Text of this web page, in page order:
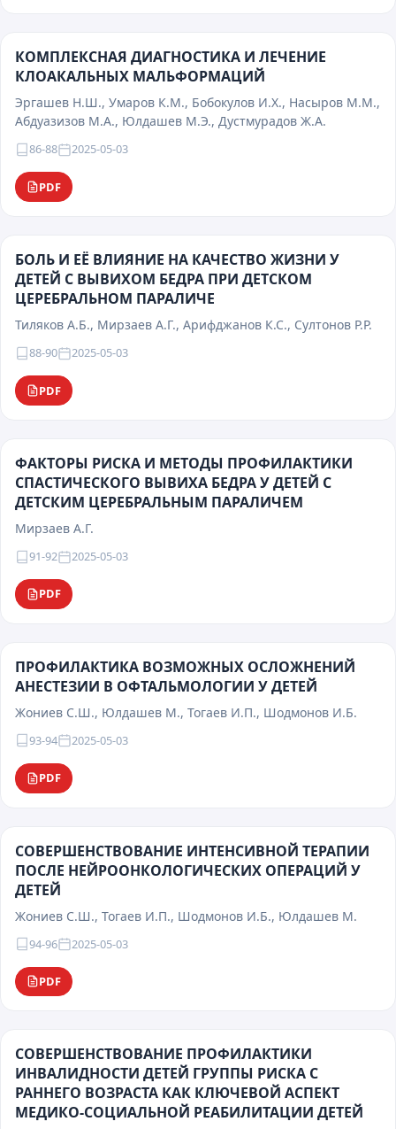
КОМПЛЕКСНАЯ ДИАГНОСТИКА И ЛЕЧЕНИЕ
КЛОАКАЛЬНЫХ МАЛЬФОРМАЦИЙ
Эргашев Н.Ш., Умаров К.М., Бобокулов И.Х., Насыров М.М.,
Абдуазизов М.А., Юлдашев М.Э., Дустмурадов Ж.А.
86-88 2025-05-03
PDF
БОЛЬ И ЕЁ ВЛИЯНИЕ НА КАЧЕСТВО ЖИЗНИ У
ДЕТЕЙ С ВЫВИХОМ БЕДРА ПРИ ДЕТСКОМ
ЦЕРЕБРАЛЬНОМ ПАРАЛИЧЕ
Тиляков А.Б., Мирзаев А.Г., Арифджанов К.С., Султонов Р.Р.
88-90 2025-05-03
PDF
ФАКТОРЫ РИСКА И МЕТОДЫ ПРОФИЛАКТИКИ
СПАСТИЧЕСКОГО ВЫВИХА БЕДРА У ДЕТЕЙ С
ДЕТСКИМ ЦЕРЕБРАЛЬНЫМ ПАРАЛИЧЕМ
Мирзаев А.Г.
91-92 2025-05-03
PDF
ПРОФИЛАКТИКА ВОЗМОЖНЫХ ОСЛОЖНЕНИЙ
АНЕСТЕЗИИ В ОФТАЛЬМОЛОГИИ У ДЕТЕЙ
Жониев С.Ш., Юлдашев М., Тогаев И.П., Шодмонов И.Б.
93-94 2025-05-03
PDF
СОВЕРШЕНСТВОВАНИЕ ИНТЕНСИВНОЙ ТЕРАПИИ
ПОСЛЕ НЕЙРООНКОЛОГИЧЕСКИХ ОПЕРАЦИЙ У
ДЕТЕЙ
Жониев С.Ш., Тогаев И.П., Шодмонов И.Б., Юлдашев М.
94-96 2025-05-03
PDF
СОВЕРШЕНСТВОВАНИЕ ПРОФИЛАКТИКИ
ИНВАЛИДНОСТИ ДЕТЕЙ ГРУППЫ РИСКА С
РАННЕГО ВОЗРАСТА КАК КЛЮЧЕВОЙ АСПЕКТ
МЕДИКО-СОЦИАЛЬНОЙ РЕАБИЛИТАЦИИ ДЕТЕЙ